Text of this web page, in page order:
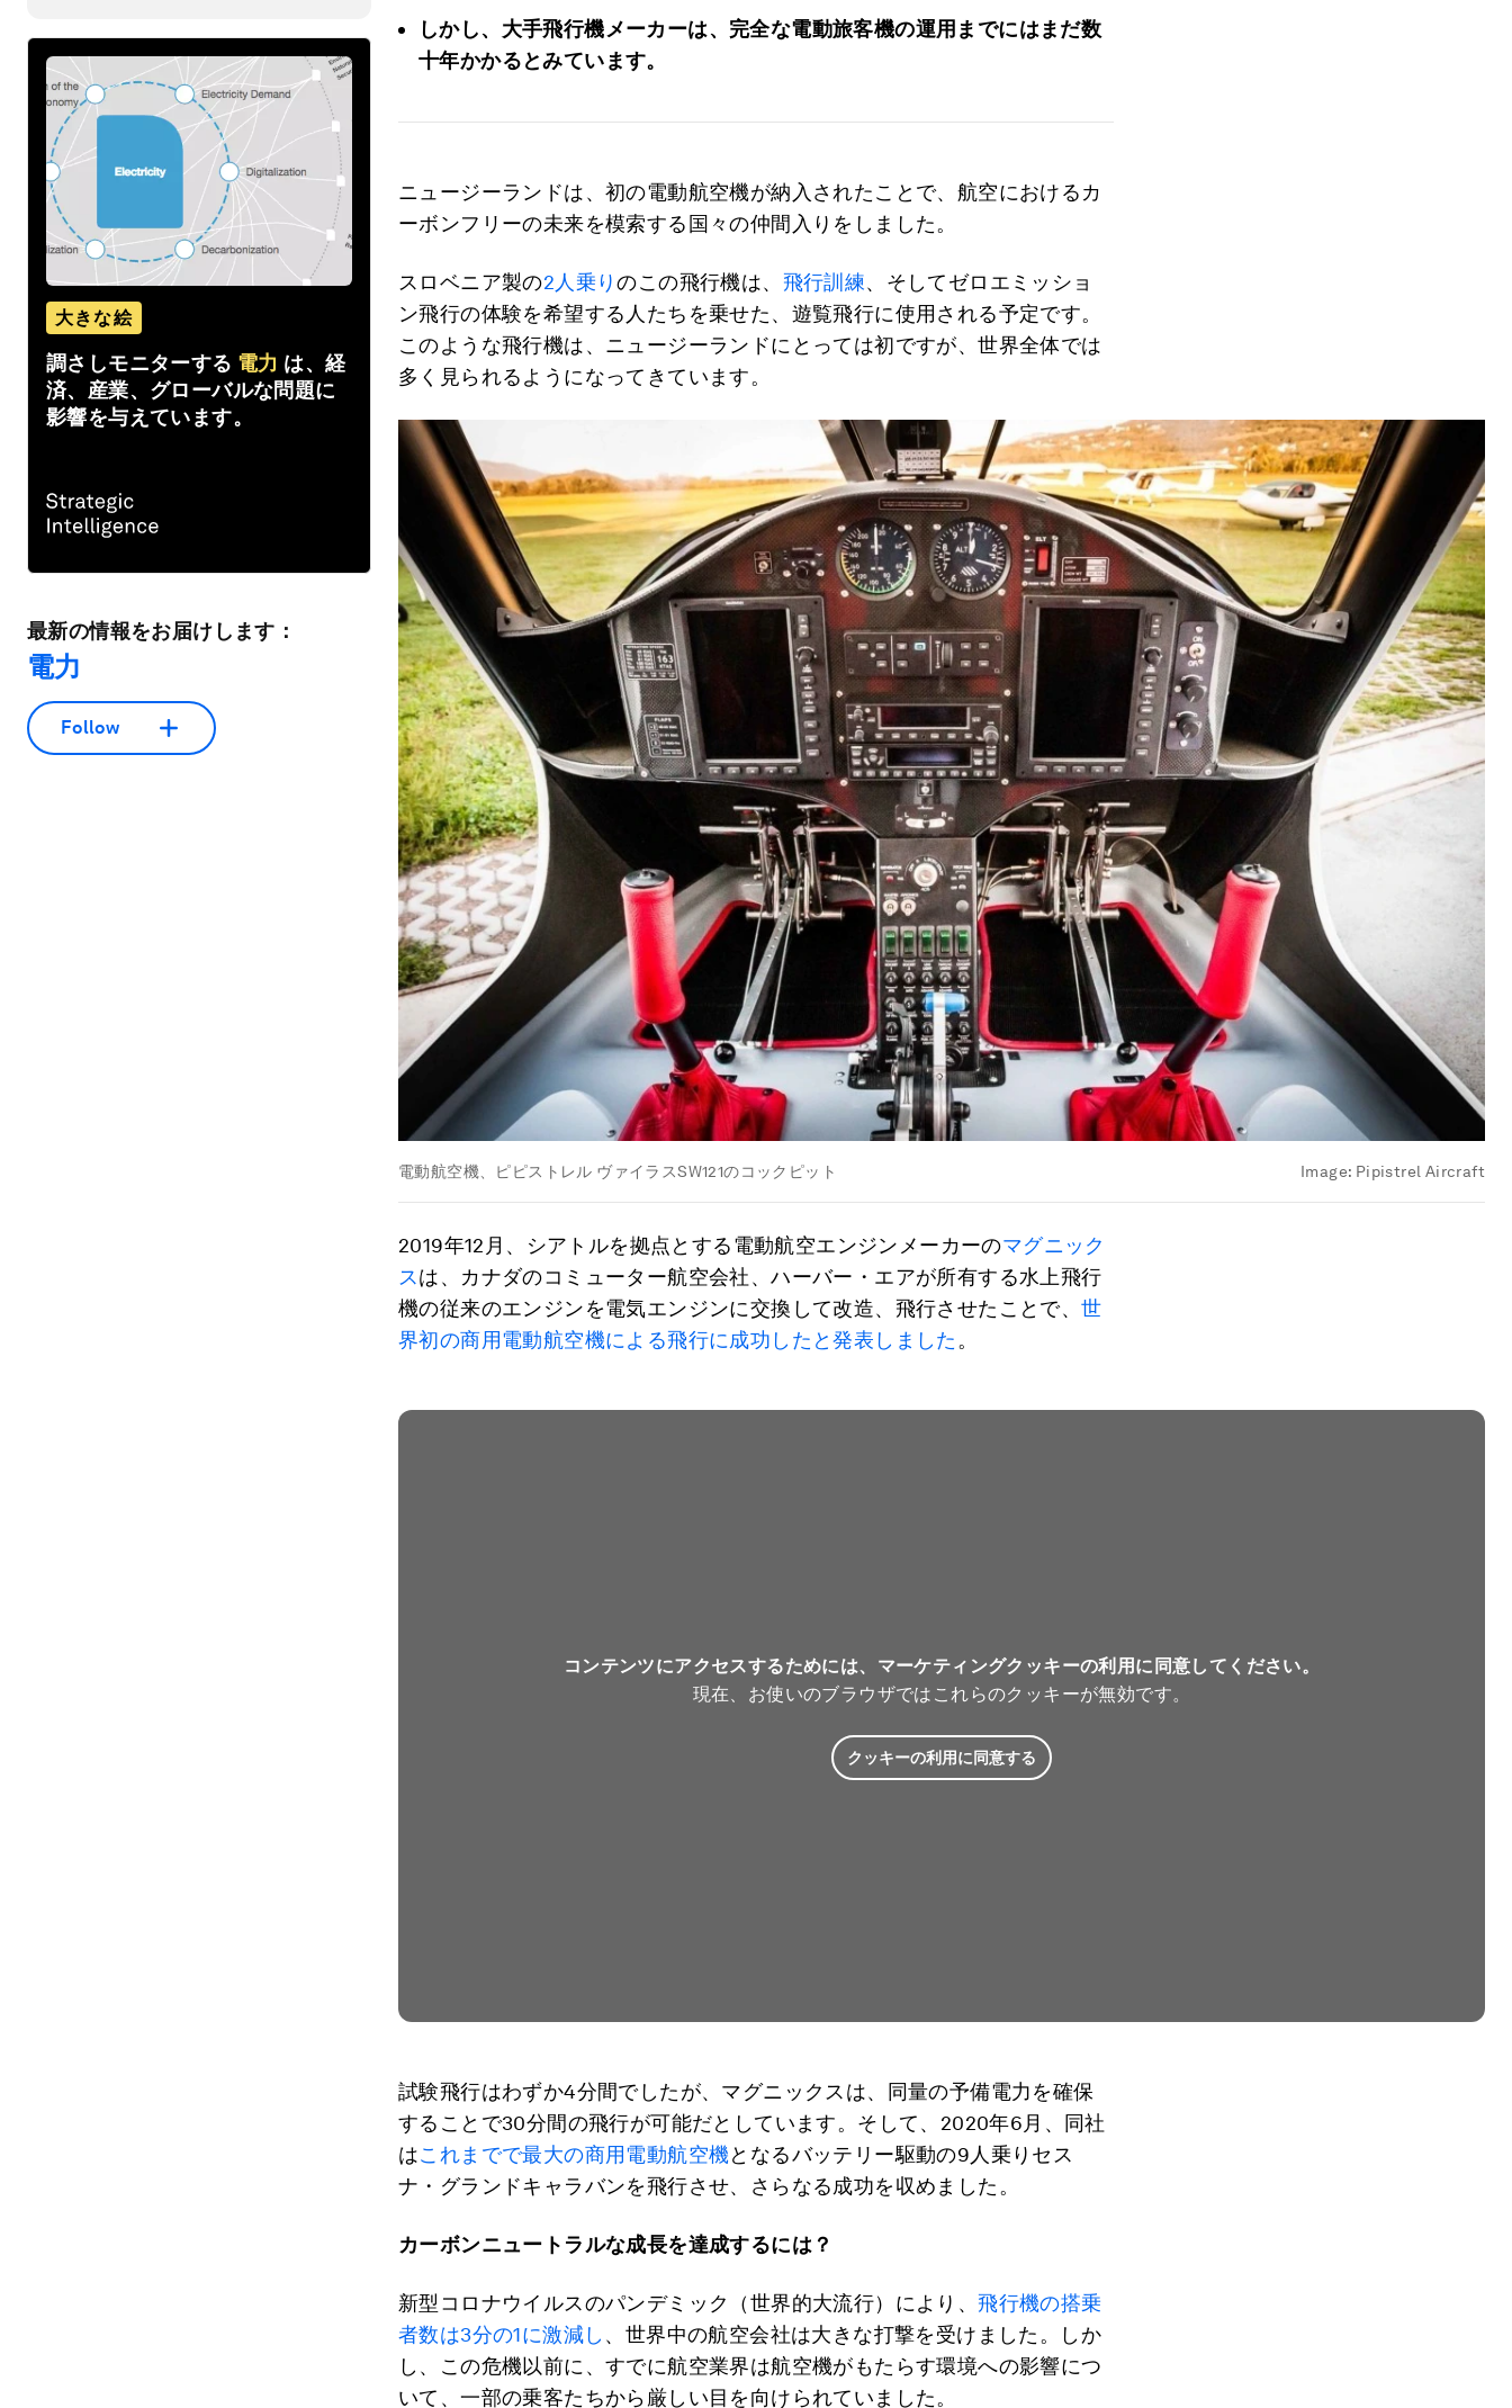
大きな絵
調さしモニターする 電力 は、経
済、産業、グローバルな問題に
影響を与えています。
最新の情報をお届けします：
電力
Follow
しかし、大手飛行機メーカーは、完全な電動旅客機の運用までにはまだ数
十年かかるとみています。
ニュージーランドは、初の電動航空機が納入されたことで、航空におけるカ
ーボンフリーの未来を模索する国々の仲間入りをしました。
スロベニア製の2人乗りのこの飛行機は、 飛行訓練、そしてゼロエミッショ
ン飛行の体験を希望する人たちを乗せた、遊覧飛行に使用される予定です。
このような飛行機は、ニュージーランドにとっては初ですが、世界全体では
多く見られるようになってきています。
電動航空機、ピピストレル ヴァイラスSW121のコックピット Image: Pipistrel Aircraft
2019年12月、シアトルを拠点とする電動航空エンジンメーカーのマグニック
スは、カナダのコミューター航空会社、ハーバー・エアが所有する水上飛行
機の従来のエンジンを電気エンジンに交換して改造、飛行させたことで、世
界初の商用電動航空機による飛行に成功したと発表しました。
コンテンツにアクセスするためには、マーケティングクッキーの利用に同意してください。
現在、お使いのブラウザではこれらのクッキーが無効です。
クッキーの利用に同意する
試験飛行はわずか4分間でしたが、マグニックスは、同量の予備電力を確保
することで30分間の飛行が可能だとしています。そして、2020年6月、同社
はこれまでで最大の商用電動航空機となるバッテリー駆動の9人乗りセス
ナ・グランドキャラバンを飛行させ、さらなる成功を収めました。
カーボンニュートラルな成長を達成するには？
新型コロナウイルスのパンデミック（世界的大流行）により、飛行機の搭乗
者数は3分の1に激減し 、世界中の航空会社は大きな打撃を受けました。しか
し、この危機以前に、すでに航空業界は航空機がもたらす環境への影響につ
いて、一部の乗客たちから厳しい目を向けられていました。